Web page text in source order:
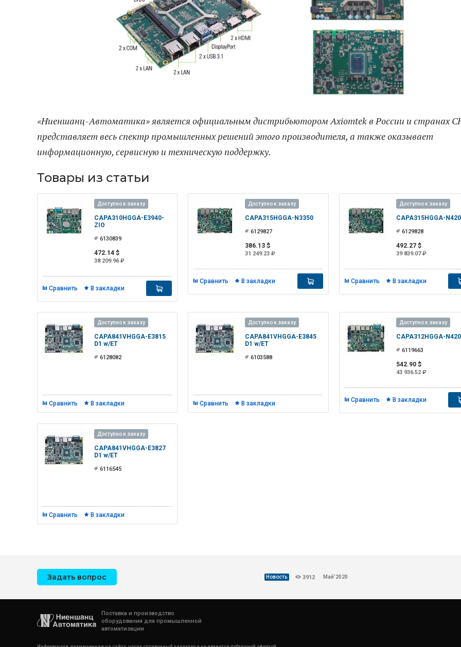
«Ниеншанц-Автоматика» является официальным дистрибьютором Axiomtek в России и странах
представляет весь спектр промышленных решений этого производителя, а также оказывает
информационную, сервисную и техническую поддержку.
Товары из статьи
Доступно к заказу
CAPA310HGGA-E3940-
ZIO
6130839
472.14 $
38 209.96 ₽
Сравнить В закладки
Доступно к заказу
CAPA315HGGA-N3350
6129827
386.13 $
31 249.23 ₽
Сравнить В закладки
Доступно к заказу
CAPA315HGGA-
6129828
492.27 $
39 839.07 ₽
Сравнить В закладки
Доступно к заказу
CAPA841VHGGA-E3815
D1 w/ET
6128082
Сравнить В закладки
Доступно к заказу
CAPA841VHGGA-E3845
D1 w/ET
6103588
Сравнить В закладки
Доступно к заказу
CAPA312HGGA-
6119663
542.90 $
43 936.52 ₽
Сравнить В закладки
Доступно к заказу
CAPA841VHGGA-E3827
D1 w/ET
6116545
Сравнить В закладки
Задать вопрос Новость 3912 Май’2020
Поставка и производство
оборудования для промышленной
автоматизации